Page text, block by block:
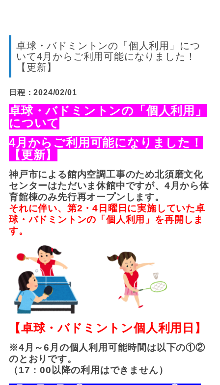
卓球・バドミントンの「個人利用」につ
いて4月からご利用可能になりました！
【更新】
日程：2024/02/01
卓球・バドミントンの「個人利用」
について
4月からご利用可能になりました！
【更新】
神戸市による館内空調工事のため北須磨文化
センターはただいま休館中ですが、4月から体
育館棟のみ先行再オープンします。
それに伴い、第2・4日曜日に実施していた卓
球・バドミントンの「個人利用」を再開しま
す。
【卓球・バドミントン個人利用日】
※4月～6月の個人利用可能時間は以下の①②
のとおりです。
（17：00以降の利用はできません）